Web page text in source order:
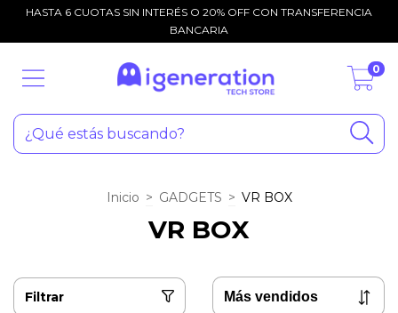
HASTA 6 CUOTAS SIN INTERÉS O 20% OFF CON TRANSFERENCIA
BANCARIA
0
Inicio > GADGETS > VR BOX
VR BOX
Filtrar